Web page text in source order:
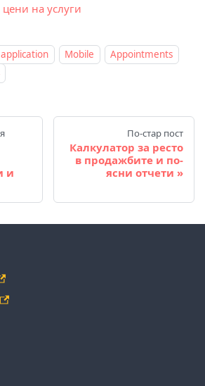
на услуги
Mobile
Appointments
и
По-стар пост
Калкулатор за ресто
в продажбите и по-
ясни отчети